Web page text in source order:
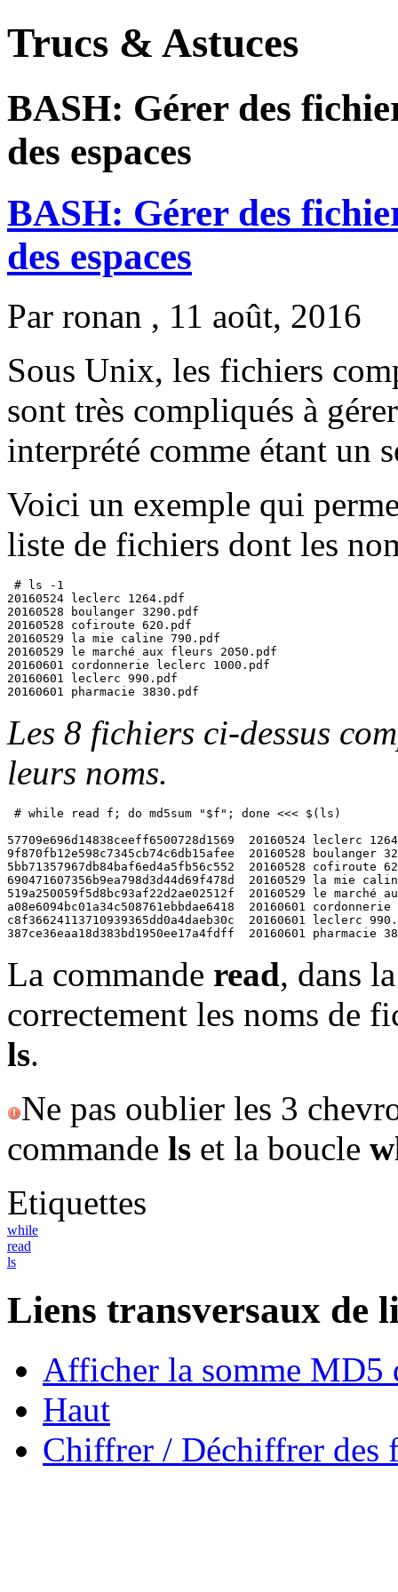
Trucs & Astuces
BASH: Gérer des
des espaces
BASH: Gérer des
des espaces
Par ronan , 11 août, 2016
Sous Unix, les fichiers
sont très compliqués à
interprété comme étant un
Voici un exemple qui
liste de fichiers dont les
# ls -1
20160524 leclerc 1264.pdf
20160528 boulanger 3290.pdf
20160528 cofiroute 620.pdf
20160529 la mie caline 790.pdf
20160529 le marché aux fleurs 2050.pdf
20160601 cordonnerie leclerc 1000.pdf
20160601 leclerc 990.pdf
20160601 pharmacie 3830.pdf
Les 8 fichiers ci-dessus
leurs noms.
# while read f; do md5sum "$f"; done <<< $(ls)
57709e696d14838ceeff6500728d1569  20160524 leclerc
9f870fb12e598c7345cb74c6db15afee  20160528 boulanger
5bb71357967db84baf6ed4a5fb56c552  20160528 cofiroute
690471607356b9ea798d3d44d69f478d  20160529 la mie
519a250059f5d8bc93af22d2ae02512f  20160529 le marché
a08e6094bc01a34c508761ebbdae6418  20160601
c8f36624113710939365dd0a4daeb30c  20160601 leclerc
387ce36eaa18d383bd1950ee17a4fdff  20160601 pharmacie
La commande read, dans
correctement les noms de
ls.
Ne pas oublier les 3
commande ls et la boucle
Etiquettes
while
read
ls
Liens transversaux de
Afficher la somme MD5
Haut
Chiffrer / Déchiffrer des